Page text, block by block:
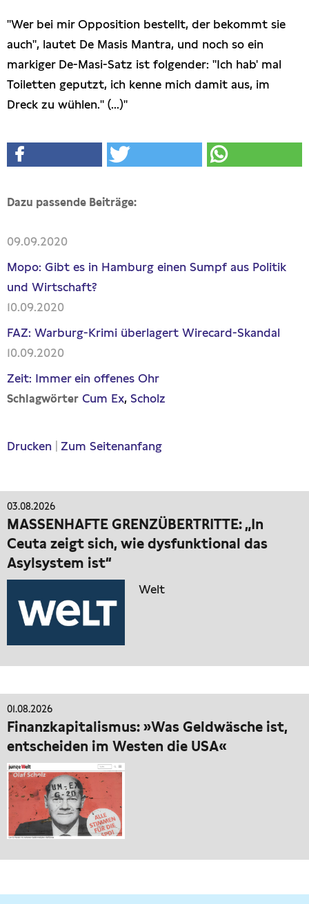
"Wer bei mir Opposition bestellt, der bekommt sie
auch", lautet De Masis Mantra, und noch so ein
markiger De-Masi-Satz ist folgender: "Ich hab' mal
Toiletten geputzt, ich kenne mich damit aus, im
Dreck zu wühlen." (...)"
Dazu passende Beiträge:
09.09.2020
Mopo: Gibt es in Hamburg einen Sumpf aus Politik
und Wirtschaft?
10.09.2020
FAZ: Warburg-Krimi überlagert Wirecard-Skandal
10.09.2020
Zeit: Immer ein offenes Ohr
Schlagwörter Cum Ex Scholz
Drucken Zum Seitenanfang
03.08.2026
MASSENHAFTE GRENZÜBERTRITTE: „In
Ceuta zeigt sich, wie dysfunktional das
Asylsystem ist“
Welt
01.08.2026
Finanzkapitalismus: »Was Geldwäsche ist,
entscheiden im Westen die USA«